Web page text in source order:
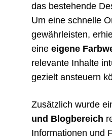
das bestehende
Um eine schnelle
gewährleisten,
eineeigene
relevante Inhalte
gezielt ansteuern
Zusätzlich wurde
und Blogbereich
Informationen und